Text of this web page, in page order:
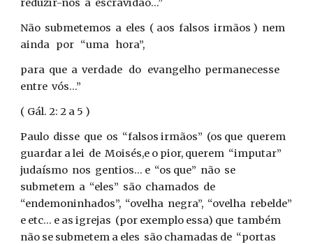
reduzir-nos à escravidão...”
Não submetemos a eles ( aos falsos irmãos ) nem
ainda por “uma hora”,
para que a verdade do evangelho permanecesse
entre vós...”
( Gál. 2: 2 a 5 )
Paulo disse que os “falsos irmãos” (os que querem
guardar a lei de Moisés,e o pior, querem “imputar”
judaísmo nos gentios... e “os que” não se
submetem a “eles” são chamados de
“endemoninhados”, “ovelha negra”, “ovelha rebelde”
e etc... e as igrejas (por exemplo essa) que também
não se submetem a eles são chamadas de “portas